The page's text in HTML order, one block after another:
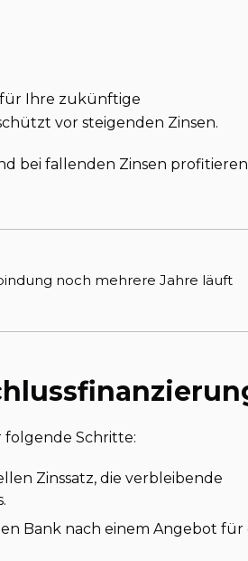
für Ihre zukünftige
vor steigenden Zinsen.
bei fallenden Zinsen profitieren
noch mehrere Jahre läuft
folgende Schritte:
Zinssatz, die verbleibende
Bank nach einem Angebot für